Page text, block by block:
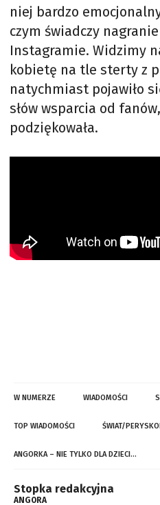
niej bardzo
czym świadczy
Instagramie. Widzimy
kobietę na tle sterty z
natychmiast pojawiło
słów wsparcia od
podziękowała.
W NUMERZE WIADOMOŚCI
TOP WIADOMOŚCI ŚWIAT/
ANGORKA – NIE TYLKO DLA DZIECI…
Stopka redakcyjna
ANGORA